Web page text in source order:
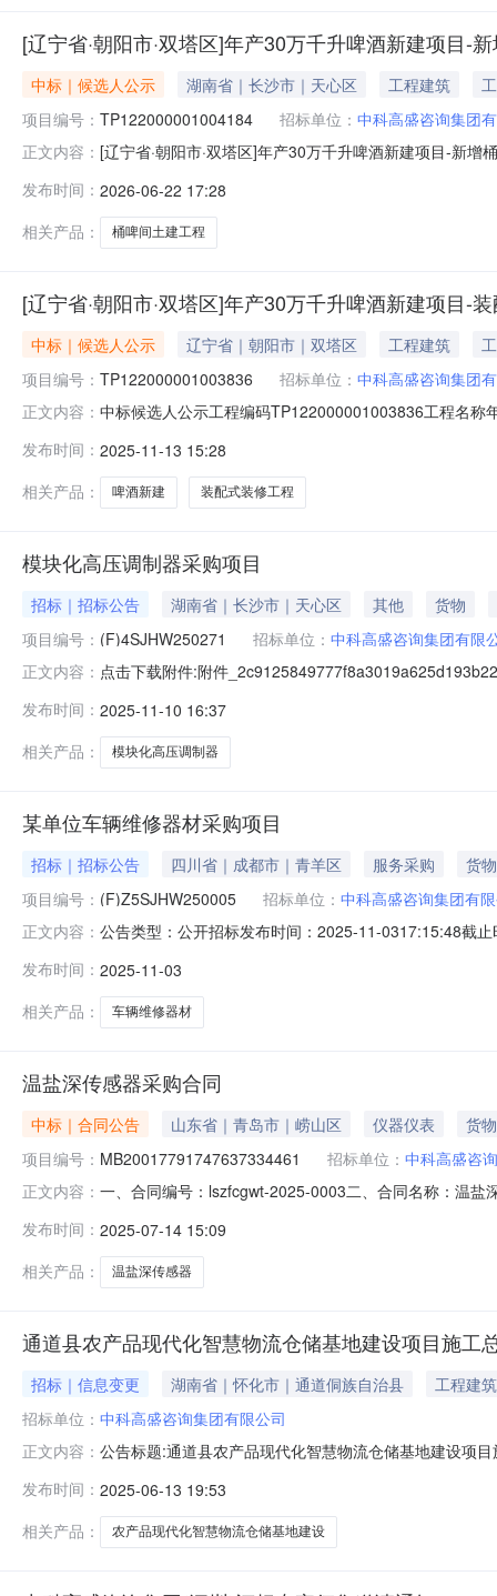
[辽宁省·朝阳市·双塔区]年产30万千升啤酒新建项目-
中标｜候选人公示 湖南省｜长沙市｜天心区 工程建筑
项目编号： TP122000001004184 招标单位： 中科高盛咨询集团
正文内容： [辽宁省·朝阳市·双塔区]年产30万千升啤酒新建项目-新
有限公司联系人杨林联系电话15303662193工程类别房
发布时间： 2026-06-22 17:28
相关产品：
桶啤间土建工程
[辽宁省·朝阳市·双塔区]年产30万千升啤酒新建项目-
中标｜候选人公示 辽宁省｜朝阳市｜双塔区 工程建筑
项目编号： TP122000001003836 招标单位： 中科高盛咨询集团
正文内容： 中标候选人公示工程编码TP122000001003836工程名
区他拉皋镇他拉皋村中标候选人情况排序单位名称投标
发布时间： 2025-11-13 15:28
相关产品：
啤酒新建 装配式装修工程
模块化高压调制器采购项目
招标｜招标公告 湖南省｜长沙市｜天心区 其他
货物
项目编号： (F)4SJHW250271 招标单位： 中科高盛咨询集团有限
正文内容： 点击下载附件:附件
发布时间： 2025-11-10 16:37
相关产品：
模块化高压调制器
某单位车辆维修器材采购项目
招标｜招标公告 四川省｜成都市｜青羊区 服务采购
货物
项目编号： (F)Z5SJHW250005 招标单位： 中科高盛咨询集团有
正文内容： 公告类型：公开招标发布时间：2025-11-0317:15:48截
委托中科高盛咨询集团有限公司，对本项目组织招标。
发布时间： 2025-11-03
相关产品：
车辆维修器材
温盐深传感器采购合同
中标｜合同公告 山东省｜青岛市｜崂山区 仪器仪表
货物
项目编号： MB20017791747637334461 招标单位： 中科高盛咨
正文内容： 一、合同编号：lszfcgwt-2025-0003二、合同名称：温
名称：温盐深传感器规格型号（或服务要求）：SBE61
发布时间： 2025-07-14 15:09
相关产品：
温盐深传感器
通道县农产品现代化智慧物流仓储基地建设项目施工
招标｜信息变更 湖南省｜怀化市｜通道侗族自治县
工程建筑
招标单位： 中科高盛咨询集团有限公司
正文内容： 公告标题:通道县农产品现代化智慧物流仓储基地建设项
为：10165.221668万元”；2、原招标公告2.资格要求
发布时间： 2025-06-13 19:53
相关产品：
农产品现代化智慧物流仓储基地建设